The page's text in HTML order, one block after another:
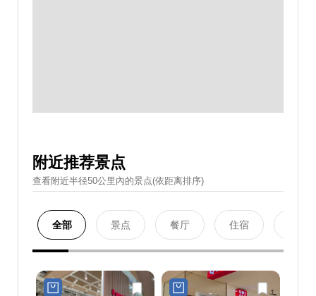
附近推荐景点
查看附近半径50公里內的景点(依距离排序)
全部 景点 餐厅 住宿